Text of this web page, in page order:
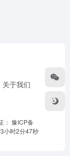
关于我们
： 豫ICP备
小时2分47秒